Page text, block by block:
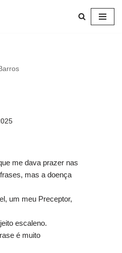
me dava prazer nas
mas a doença
um meu Preceptor,
escaleno.
é muito